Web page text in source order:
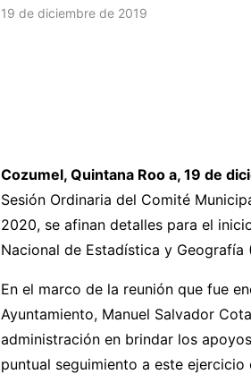
19 de diciembre de 2019
Cozumel, Quintana Roo a, 19 de
Sesión Ordinaria del Comité
2020, se afinan detalles para el
Nacional de Estadística y Geografía
En el marco de la reunión que fue
Ayuntamiento, Manuel Salvador
administración en brindar los
puntual seguimiento a este